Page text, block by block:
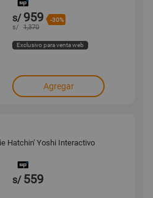
s/ 959 -30%
s/ 1,370
Exclusivo para venta web
Agregar
Hatchin' Yoshi Interactivo
s/ 559